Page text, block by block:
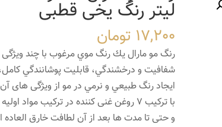
لیتر رنگ یخی قطبی
17,200 تومان
رنگ مو مارال يك رنگ موي مرغوب با چند
شفافيت و درخشندگي، قابليت پوشانندگي
ايجاد رنگ طبيعي و نرمي در مو از ویژگی های
با ترکیب 7 روغن غنی کننده در ترکیب
و حتی تا مدت ها بعد از آن لطافت خارق